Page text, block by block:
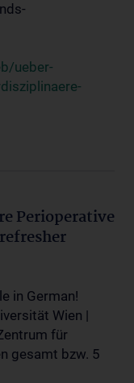
ueber-
Perioperative
in German!
Wien |
für
gesamt bzw. 5